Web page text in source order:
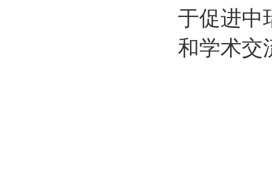
于促进中
和学术交